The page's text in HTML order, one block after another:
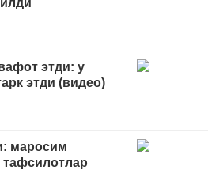
этди: у
этди (видео)
маросим
тафсилотлар